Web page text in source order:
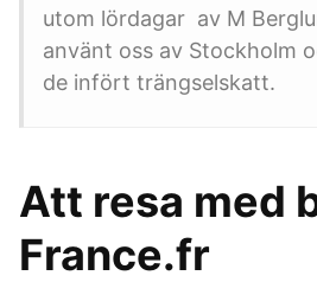
utom lördagar av M
använt oss av Stockholm
de infört trängselskatt.
Att resa med
France.fr